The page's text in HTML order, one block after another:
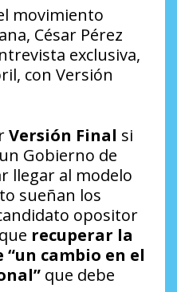
movimiento
César Pérez
exclusiva,
con Versión
Versión Final si
Gobierno de
llegar al modelo
sueñan los
opositor
recuperar la
cambio en el
que debe